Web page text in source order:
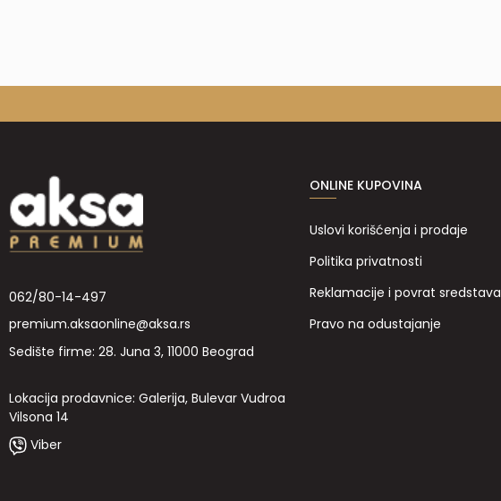
062/80-14-497
premium.aksaonline@aksa.rs
Sedište firme: 28. Juna 3, 11000 Beograd
Lokacija prodavnice: Galerija, Bulevar Vudroa
Vilsona 14
Viber
ONLINE KUPOVINA
Uslovi korišćenja i prodaje
Politika privatnosti
Reklamacije i povrat sredstava
Pravo na odustajanje